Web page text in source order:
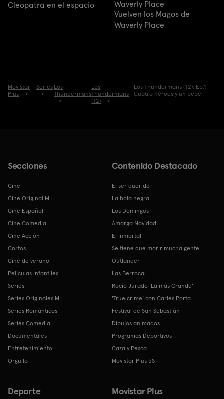
Cleopatra en el espacio
Waverly Place
Vuelven los Magos de
Waverly Place
Movistar
Plus
Series Los
Thundermans
Los
Thundermans
(T2)
Los Thundermans (T2): Ep.1
Cuatro héroes y un bebé
Secciones
Cine
Cine Original M+
Cine Español
Cine Comedia
Cine Acción
Cortos
Cine de verano
Películas Infantiles
Series
Series Originales M+
Series Románticas
Series Comedia
Documentales
Entretenimiento
Orgullo
Contenido Destacado
El ser querido
La bola negra
Los Domingos
Amarga Navidad
El Inmortal
Se tiene que morir mucha gente
Outlander
Las Berrocal
Rocío Jurado 'La más Grande'
'True crime' con Carles Porta
Festival de San Sebastián
Dibujos animados
Programas Deportivos
Caza y Pesca
Movistar Plus 5S
Deporte Movistar Plus